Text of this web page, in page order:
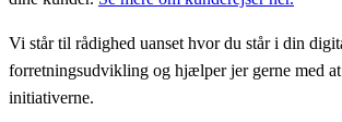
Vi står til rådighed uanset hvor du står i din
forretningsudvikling og hjælper jer gerne med
initiativerne.